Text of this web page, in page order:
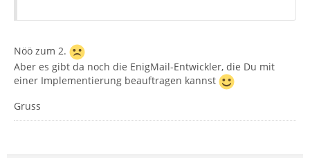
Nöö zum 2.
Aber es gibt da noch die EnigMail-Entwickler, die Du mit
einer Implementierung beauftragen kannst
Gruss